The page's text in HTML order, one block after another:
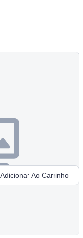
Adicionar Ao Carrinho